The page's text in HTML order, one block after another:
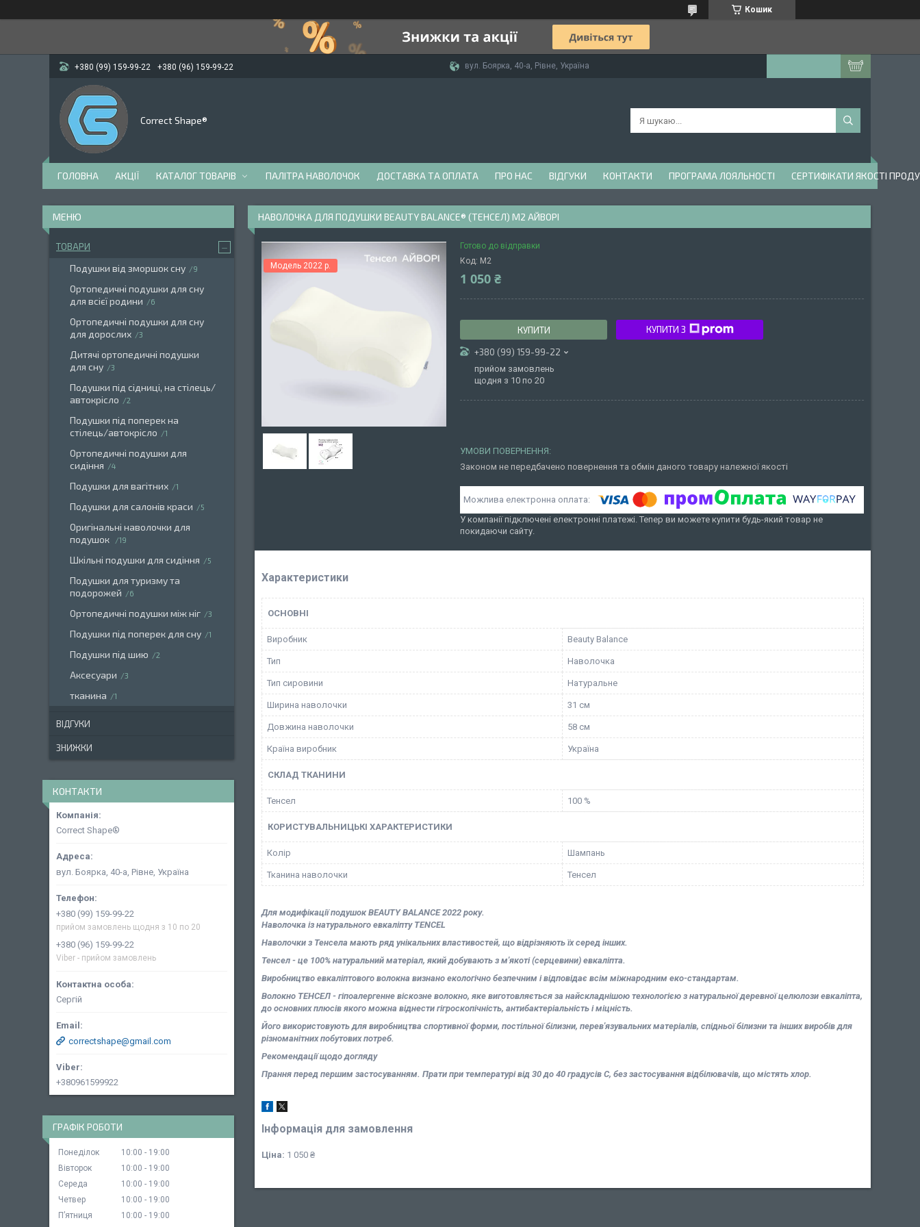
Кошик
+380 (99) 159-99-22 +380 (96) 159-99-22 вул. Боярка, 40-а, Рівне, Україна
Correct Shape®
ГОЛОВНА АКЦІЇ КАТАЛОГ ТОВАРІВ ПАЛІТРА НАВОЛОЧОК ДОСТАВКА ТА ОПЛАТА ПРО НАС ВІДГУКИ КОНТАКТИ ПРОГРАМА ЛОЯЛЬНОСТІ СЕРТИФІКАТИ ЯКОСТІ
НАВОЛОЧКА ДЛЯ ПОДУШКИ BEAUTY BALANCE® (ТЕНСЕЛ) М2 АЙВОРІ
Модель 2022 р.
Готово до відправки
Код: М2
1 050 ₴
КУПИТИ КУПИТИ З
+380 (99) 159-99-22
прийом замовлень
щодня з 10 по 20
Законом не передбачено повернення та обмін даного товару належної якості
У компанії підключені електронні платежі. Тепер ви можете купити будь-який товар не
покидаючи сайту.
Характеристики
ОСНОВНІ
Виробник Beauty Balance
Тип Наволочка
Тип сировини Натуральне
Ширина наволочки 31 см
Довжина наволочки 58 см
Країна виробник Україна
СКЛАД ТКАНИНИ
Тенсел 100 %
КОРИСТУВАЛЬНИЦЬКІ ХАРАКТЕРИСТИКИ
Колір Шампань
Тканина наволочки Тенсел
Для модифікації подушок BEAUTY BALANCE 2022 року.
Наволочка із натурального евкаліпту TENCEL
Наволочки з Тенсела мають ряд унікальних властивостей, що відрізняють їх серед інших.
Тенсел - це 100% натуральний матеріал, який добувають з м'якоті (серцевини) евкаліпта.
Виробництво евкаліптового волокна визнано екологічно безпечним і відповідає всім міжнародним еко-стандартам.
Волокно ТЕНСЕЛ - гіпоалергенне віскозне волокно, яке виготовляється за найскладнішою технологією з натуральної деревної целюлози евкаліпта,
до основних плюсів якого можна віднести гігроскопічність, антибактеріальність і міцність.
Його використовують для виробництва спортивної форми, постільної білизни, перев'язувальних матеріалів, спідньої білизни та інших виробів для
різноманітних побутових потреб.
Рекомендації щодо догляду
Прання перед першим застосуванням. Прати при температурі від 30 до 40 градусів С, без застосування відбілювачів, що містять хлор.
Інформація для замовлення
Ціна: 1 050 ₴
ТОВАРИ
Подушки від зморшок сну 9
Ортопедичні подушки для сну
для всієї родини
6
Ортопедичні подушки для сну
для дорослих
3
Дитячі ортопедичні подушки
для сну
3
Подушки під сідниці, на стілець/
автокрісло
2
Подушки під поперек на
стілець/автокрісло
1
Ортопедичні подушки для
сидіння
4
Подушки для вагітних 1
Подушки для салонів краси 5
Оригінальні наволочки для
подушок
19
Шкільні подушки для сидіння 5
Подушки для туризму та
подорожей
6
Ортопедичні подушки між ніг 3
Подушки під поперек для сну 1
Подушки під шию 2
Аксесуари 3
тканина 1
ВІДГУКИ
ЗНИЖКИ
КОНТАКТИ
Correct Shape®
вул. Боярка, 40-а, Рівне, Україна
+380 (99) 159-99-22
прийом замовлень щодня з 10 по 20
+380 (96) 159-99-22
Viber - прийом замовлень
Сергій
correctshape@gmail.com
+380961599922
ГРАФІК РОБОТИ
Понеділок 10:00
19:00
Вівторок
10:00
19:00
Середа
10:00
19:00
Четвер
10:00
19:00
Пʼятниця
10:00
19:00